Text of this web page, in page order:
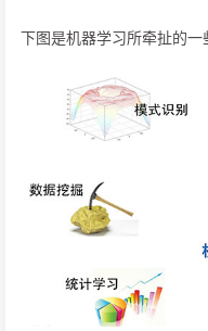
下图是机器学习所牵扯的一